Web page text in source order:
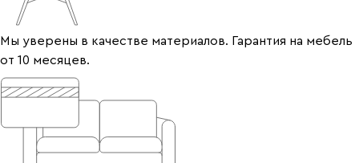
Мы уверены в качестве материалов. Гарантия на мебель
от 10 месяцев.